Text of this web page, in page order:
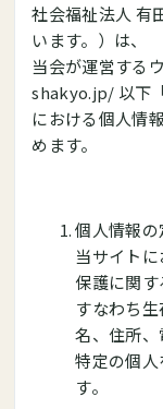
社会福祉法人 有
います。）は、
当会が運営する
shakyo.jp/ 以下
における個人情
めます。
個人情報の
当サイト
保護に関す
すなわち
名、住所
特定の個
す。